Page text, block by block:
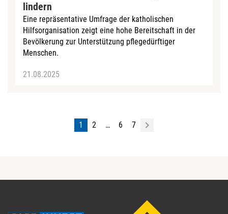
lindern
Eine repräsentative Umfrage der katholischen
Hilfsorganisation zeigt eine hohe Bereitschaft in der
Bevölkerung zur Unterstützung pflegedürftiger
Menschen.
21.08.2025
1 2 … 6 7